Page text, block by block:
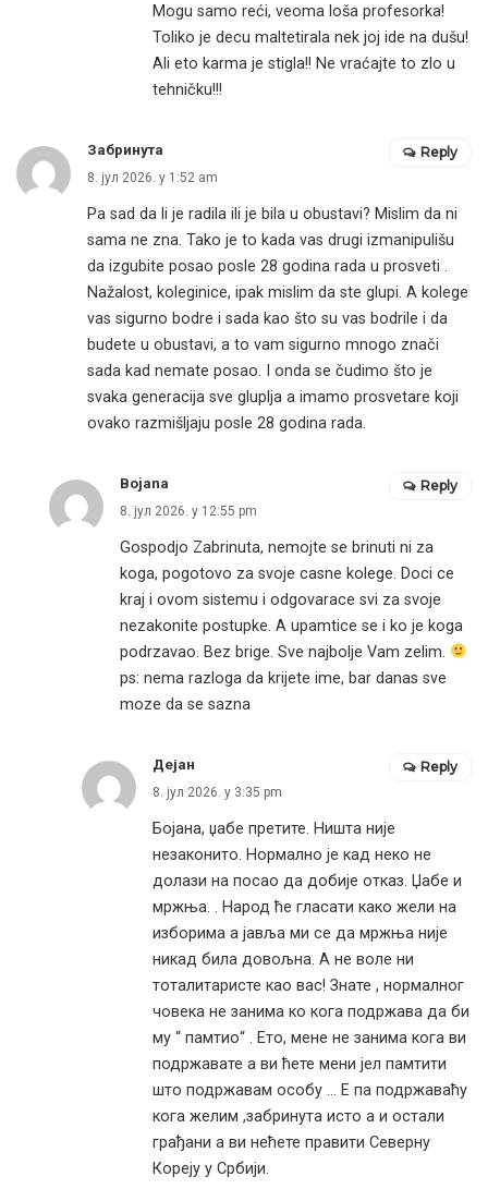
Mogu samo reći, veoma loša profesorka!
Toliko je decu maltetirala nek joj ide na dušu!
Ali eto karma je stigla!! Ne vraćajte to zlo u
tehničku!!!
Забринута
8. јул 2026. у 1:52 am
Pa sad da li je radila ili je bila u obustavi? Mislim da ni
sama ne zna. Tako je to kada vas drugi izmanipulišu
da izgubite posao posle 28 godina rada u prosveti .
Nažalost, koleginice, ipak mislim da ste glupi. A kolege
vas sigurno bodre i sada kao što su vas bodrile i da
budete u obustavi, a to vam sigurno mnogo znači
sada kad nemate posao. I onda se čudimo što je
svaka generacija sve gluplja a imamo prosvetare koji
ovako razmišljaju posle 28 godina rada.
Reply
Bojana
8. јул 2026. у 12:55 pm
Gospodjo Zabrinuta, nemojte se brinuti ni za
koga, pogotovo za svoje casne kolege. Doci ce
kraj i ovom sistemu i odgovarace svi za svoje
nezakonite postupke. A upamtice se i ko je koga
podrzavao. Bez brige. Sve najbolje Vam zelim.
ps: nema razloga da krijete ime, bar danas sve
moze da se sazna
Reply
Дејан
8. јул 2026. у 3:35 pm
Бојана, џабе претите. Ништа није
незаконито. Нормално је кад неко не
долази на посао да добије отказ. Џабе и
мржња. . Народ ће гласати како жели на
изборима а јавља ми се да мржња није
никад била довољна. А не воле ни
тоталитаристе као вас! Знате , нормалног
човека не занима ко кога подржава да би
му “ памтио“ . Ето, мене не занима кога ви
подржавате а ви ћете мени јел памтити
што подржавам особу … Е па подржаваћу
кога желим ,забринута исто а и остали
грађани а ви нећете правити Северну
Кореју у Србији.
Reply